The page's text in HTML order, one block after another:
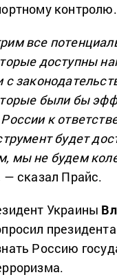
контролю.
все
доступны
с
были бы
к
будет
мы не будем
— сказал Прайс.
Украины
Россию